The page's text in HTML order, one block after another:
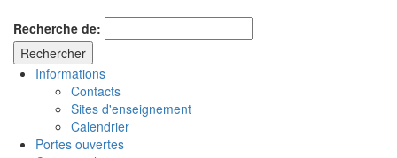
Recherche de:
Informations
Contacts
Sites d'enseignement
Calendrier
Portes ouvertes